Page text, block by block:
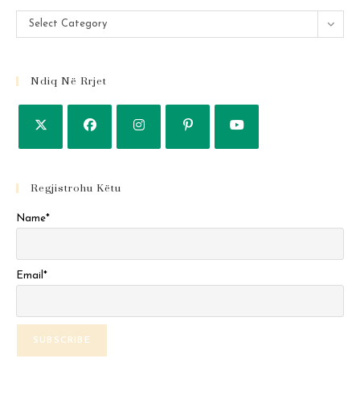
Kategoritë
Select Category
Ndiq Në Rrjet
Regjistrohu Këtu
Name*
Email*